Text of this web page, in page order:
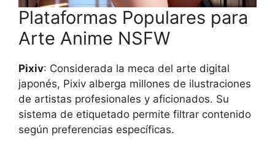
Plataformas Populares para
Arte Anime NSFW
Pixiv: Considerada la meca del arte digital
japonés, Pixiv alberga millones de ilustraciones
de artistas profesionales y aficionados. Su
sistema de etiquetado permite filtrar contenido
según preferencias específicas.